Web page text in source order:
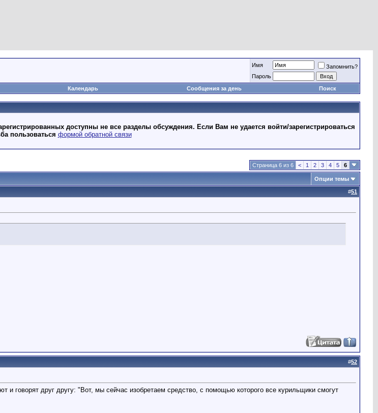
Имя
Запомнить?
Пароль
Календарь Сообщения за день Поиск
доступны не все разделы обсуждения. Если Вам не удается войти/зарегистрироваться
пользоваться формой обратной связи
Страница 6 из 6 < 1 2 3 4 5 6
Опции темы
#51
#52
и говорят друг другу: "Вот, мы сейчас изобретаем средство, с помощью которого все курильщики смогут